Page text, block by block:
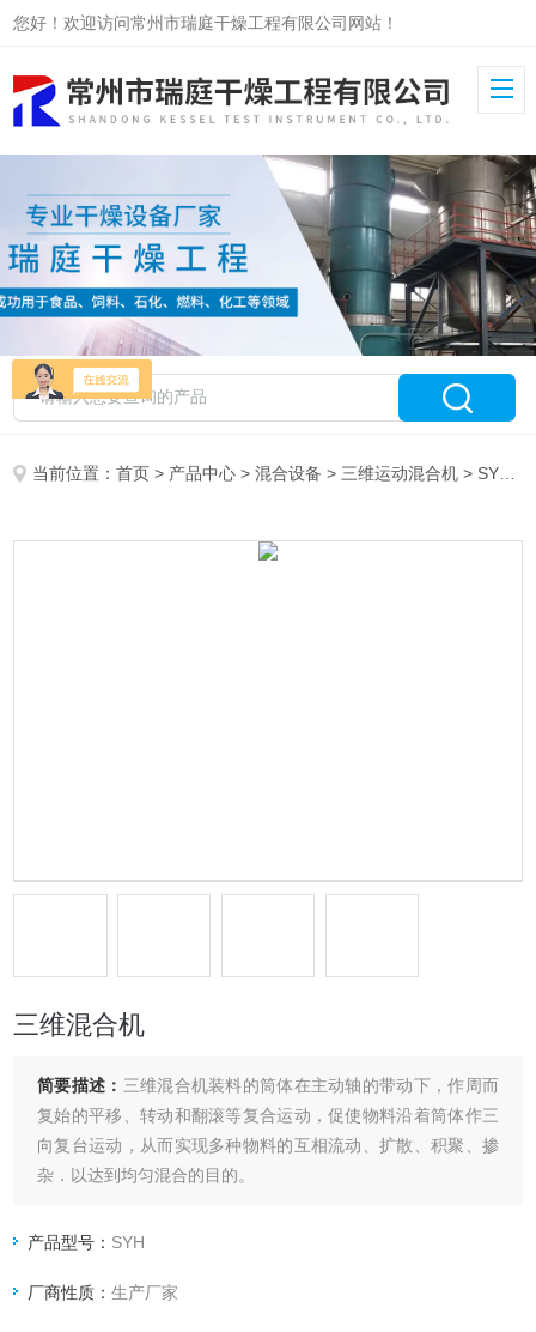
您好！欢迎访问常州市瑞庭干燥工程有限公司网站！
当前位置：首页 > 产品中心 >混合设备 > 三维运动混合机 > SYH三维混合机
三维混合机
简要描述： 三维混合机装料的筒体在主动轴的带动下，作周而
复始的平移、转动和翻滚等复合运动，促使物料沿着筒体作三
向复台运动，从而实现多种物料的互相流动、扩散、积聚、掺
杂．以达到均匀混合的目的。
产品型号： SYH
厂商性质：生产厂家